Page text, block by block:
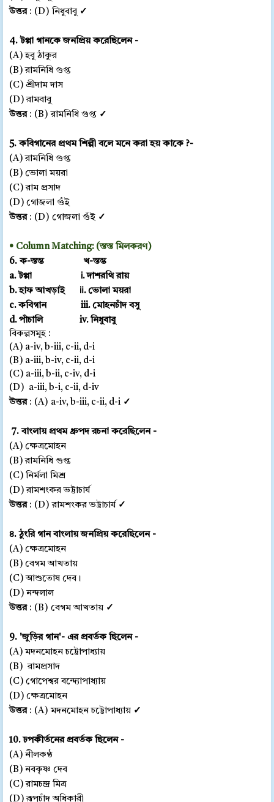
উত্তর: (D) নিধুবাবু ✓
4. টপ্পা গানকে জনপ্রিয় করেছিলেন -
(A) হবু ঠাকুর
(B) রামনিধি গুপ্ত
(C) শ্রীদাম দাস
(D) রামবাবু
উত্তর : (B) রামনিধি গুপ্ত ✓
5. কবিগানের প্রথম শিল্পী বলে মনে করা হয় কাকে ?-
(A) রামনিধি গুপ্ত
(B) ভোলা ময়রা
(C) রাম প্রসাদ
(D) গোজলা গুঁই
উত্তর : (D) গোজলা গুঁই ✓
• Column Matching: (স্তস্ত মিলকরণ)
6. ক-স্তম্ভ খ-স্তম্ভ
a. টপ্পা ⅰ. দাশরথি রায়
b. হাফ আখড়াই ⅱ. ভোলা ময়রা
c. কবিগান iii. মোহনচাঁদ বসু
d. পাঁচালি iv. নিধুবাবু
বিকল্পসমূহ :
(A) a-iv, b-iii, c-ii, d-i
(B) a-iii, b-iv, c-ii, d-i
(C) a-iii, b-ii, c-iv, d-i
(D) a-iii, b-i, c-ii, d-iv
উত্তর : (A) a-iv, b-iii, c-ii, d-i ✓
7. বাংলায় প্রথম ধ্রুপদ রচনা করেছিলেন -
(A) ক্ষেত্রমোহন
(B) রামনিধি গুপ্ত
(C) নির্মলা মিশ্র
(D) রামশংকর ভট্টাচার্য
উত্তর : (D) রামশংকর ভট্টাচার্য ✓
৪. ঠুংরি গান বাংলায় জনপ্রিয় করেছিলেন -
(A) ক্ষেত্রমোহন
(B) বেগম আখতায়
(C) আশুতোষ দেব।
(D) নন্দলাল
উত্তর : (B) বেগম আখতায় ✓
9. 'জুড়ির গান'- এর প্রবর্তক ছিলেন -
(A) মদনমোহন চট্টোপাধ্যায়
(B) রামপ্রসাদ
(C) গোপেশ্বর বন্দ্যোপাধ্যায়
(D) ক্ষেত্রমোহন
উত্তর : (A) মদনমোহন চট্টোপাধ্যায় ✓
10. ঢপকীর্তনের প্রবর্তক ছিলেন -
(A) নীলকণ্ঠ
(B) নবকৃষ্ণ দেব
(C) রামচন্দ্র মিত্র
(D) রূপচাঁদ অধিকারী